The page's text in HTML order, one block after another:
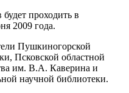
проходить в
2009 года.
Пушкиногорской
Псковской областной
им. В.А. Каверина и
научной библиотеки.